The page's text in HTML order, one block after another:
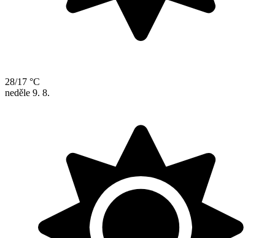
28/17 °C
neděle 9. 8.